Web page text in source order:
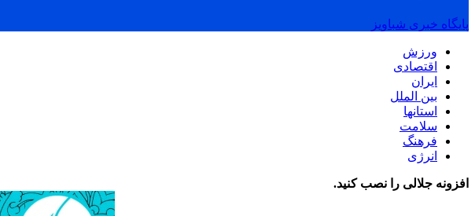
پایگاه خبری شباویز
ورزش
اقتصادی
ایران
بین الملل
استانها
سلامت
فرهنگ
انرژی
افزونه جلالی را نصب کنید.